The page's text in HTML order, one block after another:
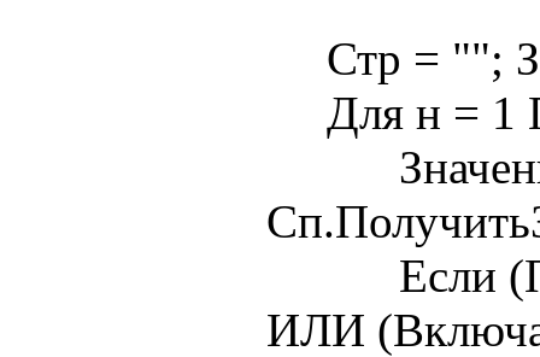
Стр = "";
Для н = 1
Если
ИЛИ